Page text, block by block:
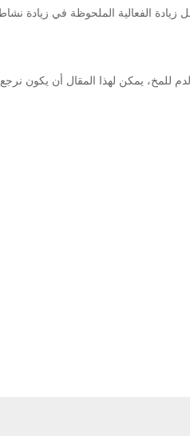
الفعالية الملحوظة في زيادة
للمخ، يمكن لهذا المقال أن يكون